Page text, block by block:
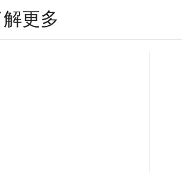
解更多